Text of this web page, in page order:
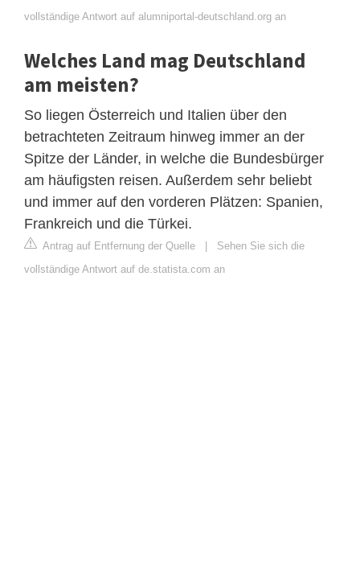
vollständige Antwort auf alumniportal-deutschland.org an
Welches Land mag Deutschland
am meisten?
So liegen Österreich und Italien über den
betrachteten Zeitraum hinweg immer an der
Spitze der Länder, in welche die Bundesbürger
am häufigsten reisen. Außerdem sehr beliebt
und immer auf den vorderen Plätzen: Spanien,
Frankreich und die Türkei.
Antrag auf Entfernung der Quelle | Sehen Sie sich die
vollständige Antwort auf de.statista.com an